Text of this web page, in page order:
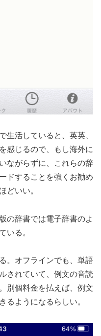
生活していると、英英、
感じるので、もし海外に
ながらずに、これらの辞
ドすることを強くお勧め
どいい。
の辞書では電子辞書のよ
いる。
。オフラインでも、単語
されていて、例文の音読
別個料金を払えば、例文
るようになるらしい。